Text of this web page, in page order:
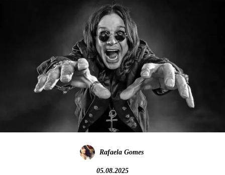
Rafaela Gomes
05.08.2025